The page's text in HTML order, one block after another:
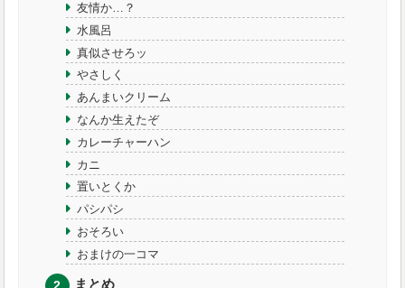
友情か…？
水風呂
真似させろッ
やさしく
あんまいクリーム
なんか生えたぞ
カレーチャーハン
カニ
置いとくか
パシパシ
おそろい
おまけの一コマ
まとめ